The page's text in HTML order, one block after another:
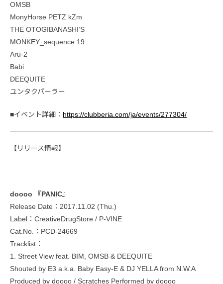
OMSB
MonyHorse PETZ kZm
THE OTOGIBANASHI’S
MONKEY_sequence.19
Aru-2
Babi
DEEQUITE
ユンタクパーラー
■イベント詳細： https://clubberia.com/ja/events/277304/
【リリース情報】
doooo 『PANIC』
Release Date：2017.11.02 (Thu.)
Label：CreativeDrugStore / P-VINE
Cat.No.：PCD-24669
Tracklist：
1. Street View feat. BIM, OMSB & DEEQUITE
Shouted by E3 a.k.a. Baby Easy-E & DJ YELLA from N.W.A
Produced by doooo / Scratches Performed by doooo